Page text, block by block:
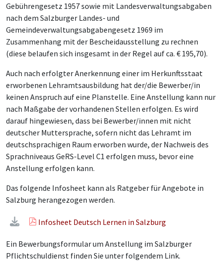
Gebührengesetz 1957 sowie mit Landesverwaltungsabgaben
nach dem Salzburger Landes- und
Gemeindeverwaltungsabgabengesetz 1969 im
Zusammenhang mit der Bescheidausstellung zu rechnen
(diese belaufen sich insgesamt in der Regel auf ca. € 195,70).
Auch nach erfolgter Anerkennung einer im Herkunftsstaat
erworbenen Lehramtsausbildung hat der/die Bewerber/in
keinen Anspruch auf eine Planstelle. Eine Anstellung kann nur
nach Maßgabe der vorhandenen Stellen erfolgen. Es wird
darauf hingewiesen, dass bei Bewerber/innen mit nicht
deutscher Muttersprache, sofern nicht das Lehramt im
deutschsprachigen Raum erworben wurde, der Nachweis des
Sprachniveaus GeRS-Level C1 erfolgen muss, bevor eine
Anstellung erfolgen kann.
Das folgende Infosheet kann als Ratgeber für Angebote in
Salzburg herangezogen werden.
Infosheet Deutsch Lernen in Salzburg
Ein Bewerbungsformular um Anstellung im Salzburger
Pflichtschuldienst finden Sie unter folgendem Link.